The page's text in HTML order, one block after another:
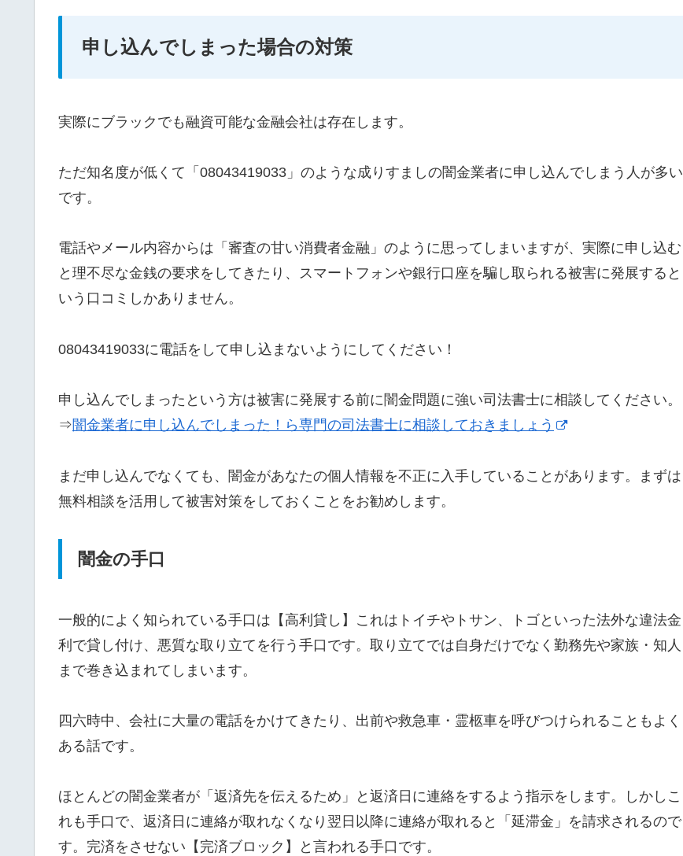
申し込んでしまった場合の対策
実際にブラックでも融資可能な金融会社は存在します。
ただ知名度が低くて「08043419033」のような成りすましの闇金業者に申し込んでしまう人が多い
です。
電話やメール内容からは「審査の甘い消費者金融」のように思ってしまいますが、実際に申し込む
と理不尽な金銭の要求をしてきたり、スマートフォンや銀行口座を騙し取られる被害に発展すると
いう口コミしかありません。
08043419033に電話をして申し込まないようにしてください！
申し込んでしまったという方は被害に発展する前に闇金問題に強い司法書士に相談してください。
⇒闇金業者に申し込んでしまった！ら専門の司法書士に相談しておきましょう
まだ申し込んでなくても、闇金があなたの個人情報を不正に入手していることがあります。まずは
無料相談を活用して被害対策をしておくことをお勧めします。
闇金の手口
一般的によく知られている手口は【高利貸し】これはトイチやトサン、トゴといった法外な違法金
利で貸し付け、悪質な取り立てを行う手口です。取り立てでは自身だけでなく勤務先や家族・知人
まで巻き込まれてしまいます。
四六時中、会社に大量の電話をかけてきたり、出前や救急車・霊柩車を呼びつけられることもよく
ある話です。
ほとんどの闇金業者が「返済先を伝えるため」と返済日に連絡をするよう指示をします。しかしこ
れも手口で、返済日に連絡が取れなくなり翌日以降に連絡が取れると「延滞金」を請求されるので
す。完済をさせない【完済ブロック】と言われる手口です。